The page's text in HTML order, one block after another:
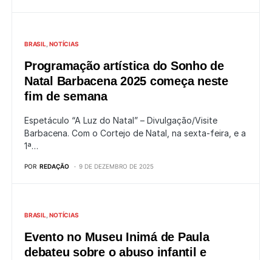
BRASIL NOTÍCIAS
Programação artística do Sonho de
Natal Barbacena 2025 começa neste
fim de semana
Espetáculo “A Luz do Natal” – Divulgação/Visite
Barbacena. Com o Cortejo de Natal, na sexta-feira, e a
1ª…
POR REDAÇÃO 9 DE DEZEMBRO DE 2025
BRASIL NOTÍCIAS
Evento no Museu Inimá de Paula
debateu sobre o abuso infantil e